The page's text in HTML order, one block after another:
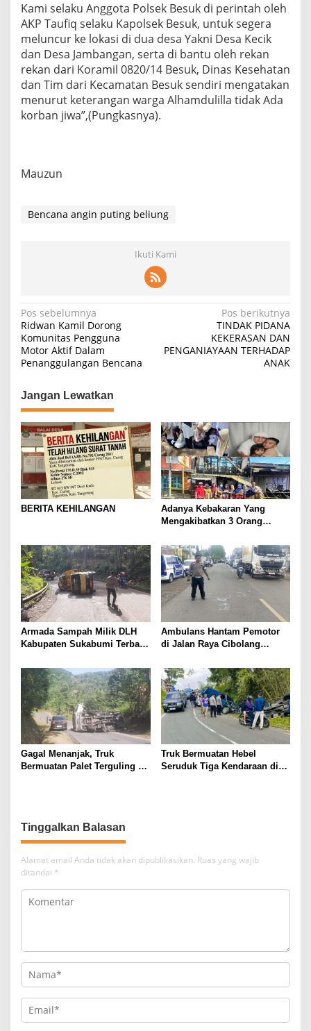
Kami selaku Anggota Polsek Besuk di perintah oleh
AKP Taufiq selaku Kapolsek Besuk, untuk segera
meluncur ke lokasi di dua desa Yakni Desa Kecik
dan Desa Jambangan, serta di bantu oleh rekan
rekan dari Koramil 0820/14 Besuk, Dinas Kesehatan
dan Tim dari Kecamatan Besuk sendiri mengatakan
menurut keterangan warga Alhamdulilla tidak Ada
korban jiwa”,(Pungkasnya).
Mauzun
Bencana angin puting beliung
Ikuti Kami
Navigasi
pos
Pos sebelumnya
Ridwan Kamil Dorong
Komunitas Pengguna
Motor Aktif Dalam
Penanggulangan Bencana
Pos berikutnya
TINDAK PIDANA
KEKERASAN DAN
PENGANIAYAAN TERHADAP
ANAK
Jangan Lewatkan
BERITA KEHILANGAN
Adanya Kebakaran Yang
Mengakibatkan 3 Orang
20 Tala-Tala Turut Berduka
Armada Sampah Milik DLH
Kabupaten Sukabumi Terbalik
Ambulans Hantam Pemotor
di Jalan Raya Cibolang
Gagal Menanjak, Truk
Bermuatan Palet Terguling di
Truk Bermuatan Hebel
Seruduk Tiga Kendaraan di
Tinggalkan Balasan
Alamat email Anda tidak akan dipublikasikan. Ruas yang wajib
ditandai *